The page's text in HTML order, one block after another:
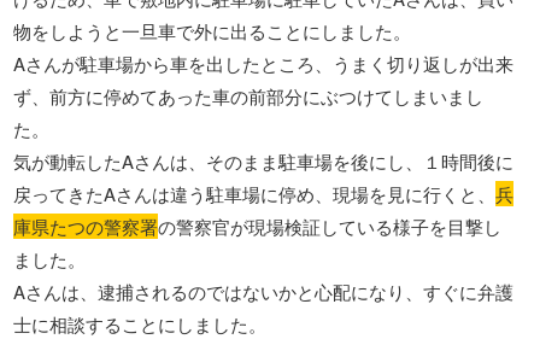
物をしようと一旦車で外に出ることにしました。
Aさんが駐車場から車を出したところ、うまく切り返しが出来
ず、前方に停めてあった車の前部分にぶつけてしまいまし
た。
気が動転したAさんは、そのまま駐車場を後にし、１時間後に
戻ってきたAさんは違う駐車場に停め、現場を見に行くと、兵
庫県たつの警察署の警察官が現場検証している様子を目撃し
ました。
Aさんは、逮捕されるのではないかと心配になり、すぐに弁護
士に相談することにしました。